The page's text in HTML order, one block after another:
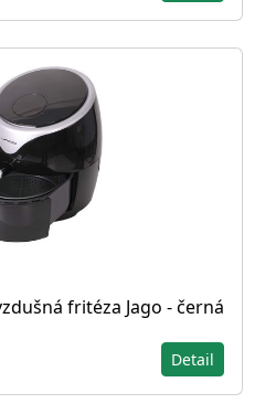
fritéza Jago - černá
Detail